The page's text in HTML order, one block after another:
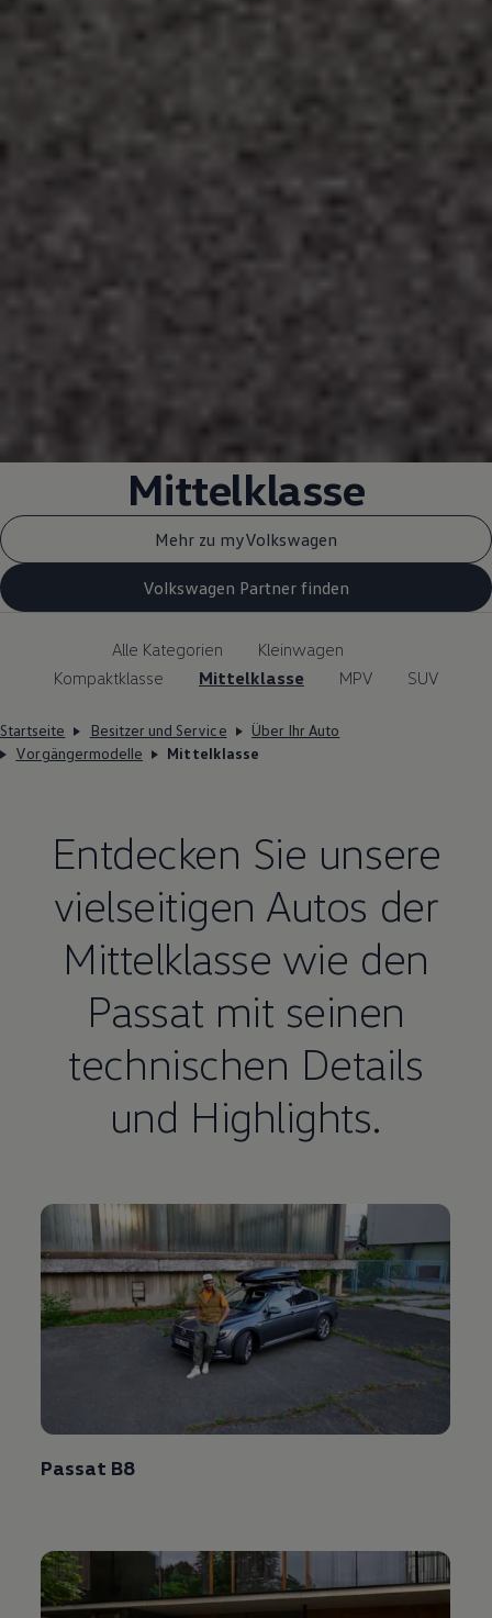
Mittelklasse
Mehr zu myVolkswagen
Volkswagen Partner finden
Alle Kategorien
Kleinwagen
Kompaktklasse
Mittelklasse MPV SUV
Startseite Besitzer und Service
Über Ihr Auto
Vorgängermodelle
Mittelklasse
Entdecken Sie unsere
vielseitigen Autos der
Mittelklasse wie den
Passat mit seinen
technischen Details
und Highlights.
Passat B8